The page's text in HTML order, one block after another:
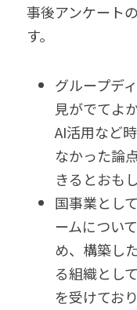
事後アンケート
す。
グループデ
見がでてよ
AI活用など
なかった論
きるとおも
国事業とし
ームについ
め、構築し
る組織とし
を受けてお